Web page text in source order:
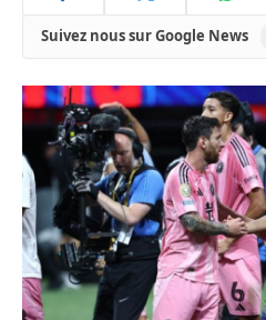
Suivez nous sur Google News